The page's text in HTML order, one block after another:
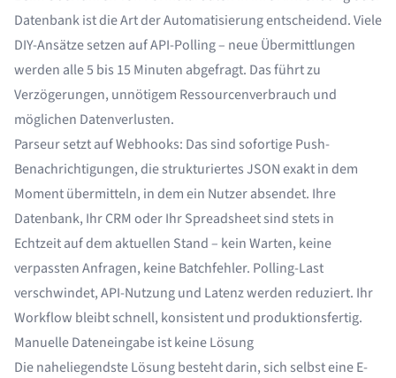
Datenbank ist die Art der Automatisierung entscheidend. Viele
DIY-Ansätze setzen auf API-Polling – neue Übermittlungen
werden alle 5 bis 15 Minuten abgefragt. Das führt zu
Verzögerungen, unnötigem Ressourcenverbrauch und
möglichen Datenverlusten.
Parseur setzt auf Webhooks: Das sind sofortige Push-
Benachrichtigungen, die strukturiertes JSON exakt in dem
Moment übermitteln, in dem ein Nutzer absendet. Ihre
Datenbank, Ihr CRM oder Ihr Spreadsheet sind stets in
Echtzeit auf dem aktuellen Stand – kein Warten, keine
verpassten Anfragen, keine Batchfehler. Polling-Last
verschwindet, API-Nutzung und Latenz werden reduziert. Ihr
Workflow bleibt schnell, konsistent und produktionsfertig.
Manuelle Dateneingabe ist keine Lösung
Die naheliegendste Lösung besteht darin, sich selbst eine E-